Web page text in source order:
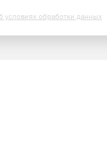
условиях обработки данных